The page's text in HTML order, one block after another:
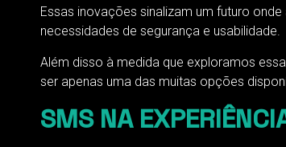
Essas inovações sinalizam um futuro
necessidades de segurança e usabilidade.
Além disso à medida que exploramos
ser apenas uma das muitas opções
SMS NA